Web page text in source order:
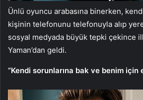
Ünlü oyuncu arabasına binerken,
kişinin telefonunu telefonuyla alıp
sosyal medyada büyük tepki çekince
Yaman’dan geldi.
“Kendi sorunlarına bak ve benim için